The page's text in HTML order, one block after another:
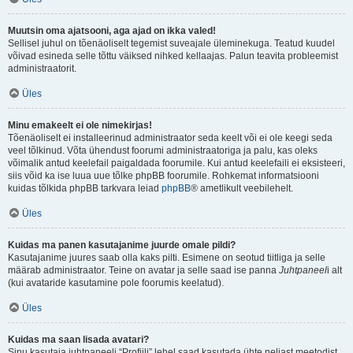
Muutsin oma ajatsooni, aga ajad on ikka valed!
Sellisel juhul on tõenäoliselt tegemist suveajale üleminekuga. Teatud kuudel
võivad esineda selle tõttu väiksed nihked kellaajas. Palun teavita probleemist
administraatorit.
Üles
Minu emakeelt ei ole nimekirjas!
Tõenäoliselt ei installeerinud administraator seda keelt või ei ole keegi seda
veel tõlkinud. Võta ühendust foorumi administraatoriga ja palu, kas oleks
võimalik antud keelefail paigaldada foorumile. Kui antud keelefaili ei eksisteeri,
siis võid ka ise luua uue tõlke phpBB foorumile. Rohkemat informatsiooni
kuidas tõlkida phpBB tarkvara leiad phpBB® ametlikult veebilehelt.
Üles
Kuidas ma panen kasutajanime juurde omale pildi?
Kasutajanime juures saab olla kaks pilti. Esimene on seotud tiitliga ja selle
määrab administraator. Teine on avatar ja selle saad ise panna Juhtpaneeli alt
(kui avataride kasutamine pole foorumis keelatud).
Üles
Kuidas ma saan lisada avatari?